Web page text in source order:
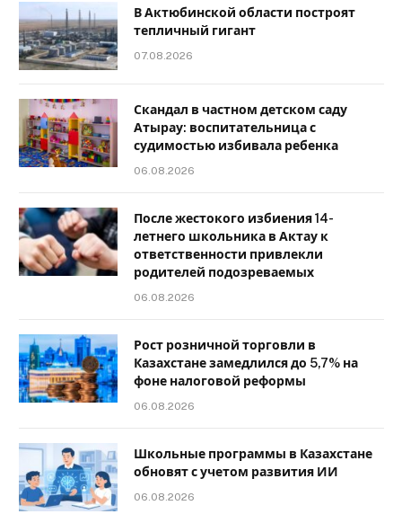
В Актюбинской области построят
тепличный гигант
07.08.2026
Скандал в частном детском саду
Атырау: воспитательница с
судимостью избивала ребенка
06.08.2026
После жестокого избиения 14-
летнего школьника в Актау к
ответственности привлекли
родителей подозреваемых
06.08.2026
Рост розничной торговли в
Казахстане замедлился до 5,7% на
фоне налоговой реформы
06.08.2026
Школьные программы в Казахстане
обновят с учетом развития ИИ
06.08.2026